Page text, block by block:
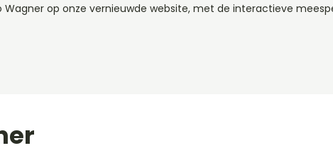
Wagner op onze vernieuwde website, met de interactieve